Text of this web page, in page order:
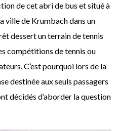
de cet abri de bus et situé à
ville de Krumbach dans un
dessert un terrain de tennis
compétitions de tennis ou
C’est pourquoi lors de la
destinée aux seuls passagers
décidés d’aborder la question